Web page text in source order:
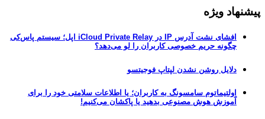
پیشنهاد ویژه
افشای نشت آدرس IP در iCloud Private Relay اپل؛ سیستم پاس‌کی
چگونه حریم خصوصی کاربران را لو می‌دهد؟
دلایل روشن نشدن لپتاپ فوجیتسو
اولتیماتوم سامسونگ به کاربران؛ یا اطلاعات سلامتی خود را برای
آموزش هوش مصنوعی بدهید یا پاکشان می‌کنیم!